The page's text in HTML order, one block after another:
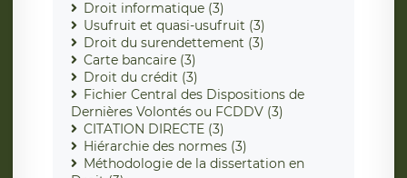
Droit informatique (3)
Usufruit et quasi-usufruit (3)
Droit du surendettement (3)
Carte bancaire (3)
Droit du crédit (3)
Fichier Central des Dispositions de
Dernières Volontés ou FCDDV (3)
CITATION DIRECTE (3)
Hiérarchie des normes (3)
Méthodologie de la dissertation en